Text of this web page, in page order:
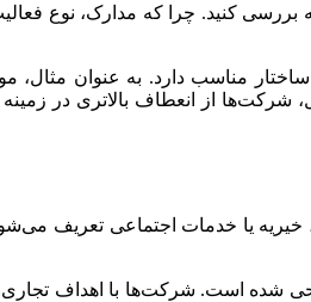
کنید. چرا که مدارک، نوع
مناسب دارد. به عنوان مثال،
شرکت‌ها از انعطاف بالاتری در
یا خدمات اجتماعی تعریف
است. شرکت‌ها با اهداف تجاری،